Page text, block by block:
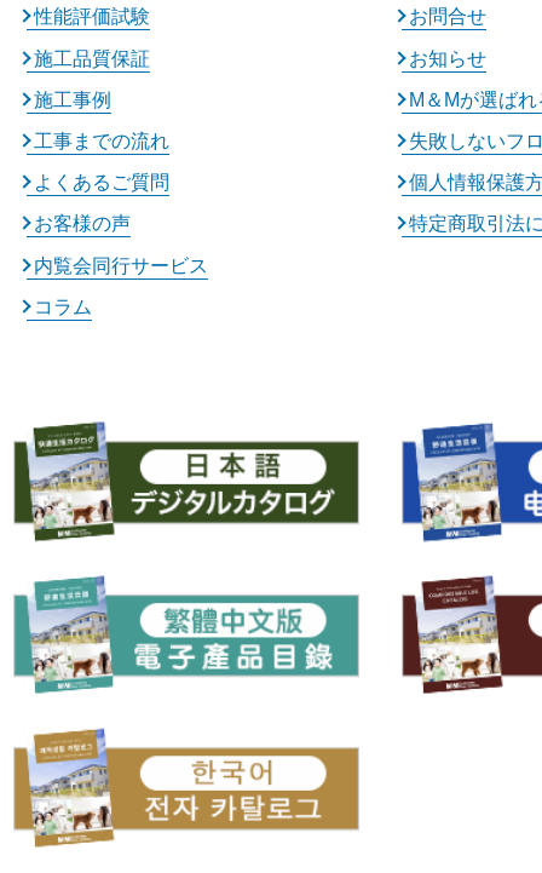
性能評価試験
施工品質保証
施工事例
工事までの流れ
よくあるご質問
お客様の声
内覧会同行サービス
コラム
お問合せ
お知らせ
M＆Mが選ば
失敗しないフ
個人情報保護
特定商取引法